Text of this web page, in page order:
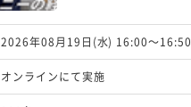
2026年08月19日(水) 16:00〜16:50
オンラインにて実施